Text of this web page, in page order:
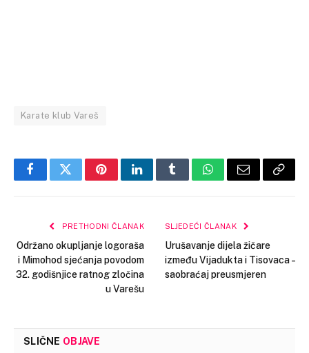
Karate klub Vareš
FacebookTwitterPinterestLinkedInTumblrWhatsApp
Email Copy
PRETHODNI ČLANAK
Održano okupljanje logoraša
i Mimohod sjećanja povodom
32. godišnjice ratnog zločina
u Varešu
SLJEDEĆI ČLANAK
Urušavanje dijela žičare
između Vijadukta i Tisovaca –
saobraćaj preusmjeren
SLIČNE OBJAVE